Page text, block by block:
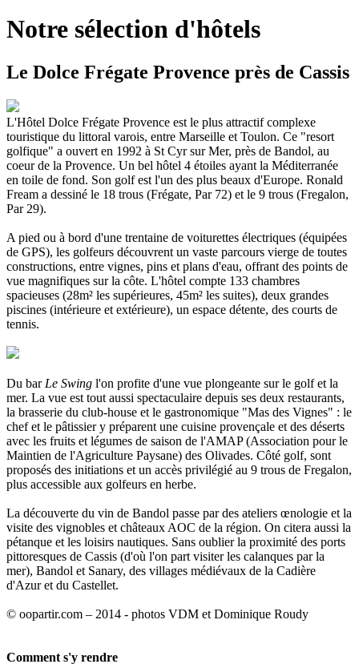
Notre sélection d'hôtels
Le Dolce Frégate Provence près de Cassis
L'Hôtel Dolce Frégate Provence est le plus attractif complexe
touristique du littoral varois, entre Marseille et Toulon. Ce "resort
golfique" a ouvert en 1992 à St Cyr sur Mer, près de Bandol, au
coeur de la Provence. Un bel hôtel 4 étoiles ayant la Méditerranée
en toile de fond. Son golf est l'un des plus beaux d'Europe. Ronald
Fream a dessiné le 18 trous (Frégate, Par 72) et le 9 trous (Fregalon,
Par 29).
A pied ou à bord d'une trentaine de voiturettes électriques (équipées
de GPS), les golfeurs découvrent un vaste parcours vierge de toutes
constructions, entre vignes, pins et plans d'eau, offrant des points de
vue magnifiques sur la côte. L'hôtel compte 133 chambres
spacieuses (28m² les supérieures, 45m² les suites), deux grandes
piscines (intérieure et extérieure), un espace détente, des courts de
tennis.
Du bar Le Swing l'on profite d'une vue plongeante sur le golf et la
mer. La vue est tout aussi spectaculaire depuis ses deux restaurants,
la brasserie du club-house et le gastronomique "Mas des Vignes" : le
chef et le pâtissier y préparent une cuisine provençale et des déserts
avec les fruits et légumes de saison de l'AMAP (Association pour le
Maintien de l'Agriculture Paysane) des Olivades. Côté golf, sont
proposés des initiations et un accès privilégié au 9 trous de Fregalon,
plus accessible aux golfeurs en herbe.
La découverte du vin de Bandol passe par des ateliers œnologie et la
visite des vignobles et châteaux AOC de la région. On citera aussi la
pétanque et les loisirs nautiques. Sans oublier la proximité des ports
pittoresques de Cassis (d'où l'on part visiter les calanques par la
mer), Bandol et Sanary, des villages médiévaux de la Cadière
d'Azur et du Castellet.
© oopartir.com – 2014 - photos VDM et Dominique Roudy
Comment s'y rendre